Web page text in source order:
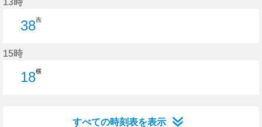
13時
38吉
15時
18横
すべての時刻表を表示